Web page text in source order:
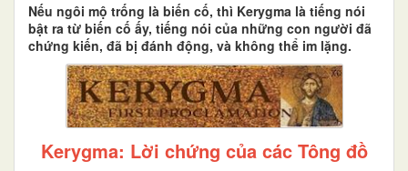
Nếu ngôi mộ trống là biến cố, thì Kerygma là tiếng nói
bật ra từ biến cố ấy, tiếng nói của những con người đã
chứng kiến, đã bị đánh động, và không thể im lặng.
Kerygma: Lời chứng của các Tông đồ